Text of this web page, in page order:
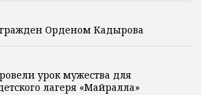
Орденом Кадырова
урок мужества для
лагеря «Майралла»